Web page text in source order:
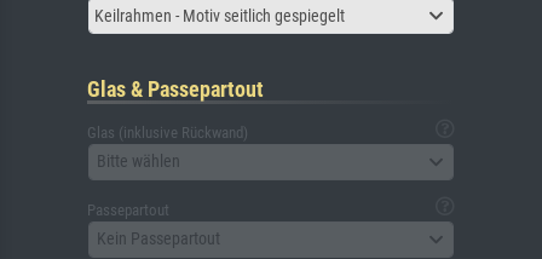
Keilrahmen - Motiv seitlich gespiegelt
Glas & Passepartout
Glas (inklusive Rückwand)
Bitte wählen
Passepartout
Kein Passepartout